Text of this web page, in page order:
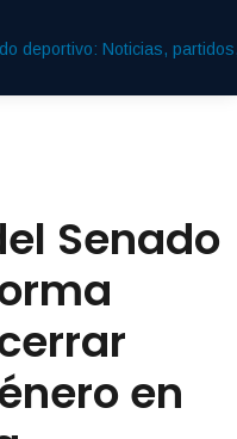
Senado
en